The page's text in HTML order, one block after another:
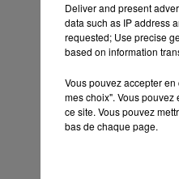
Deliver and present
data such as IP address
requested; Use precise
based on information
Vous pouvez accepter
mes choix". Vous
ce site. Vous pouvez
bas de chaque page.